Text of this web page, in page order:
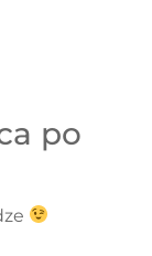
po